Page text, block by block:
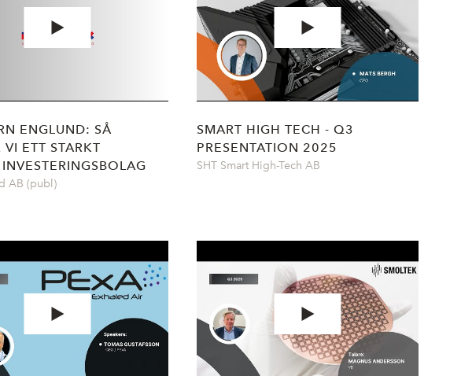
ENGLUND: SÅ
VI ETT STARKT
AB (publ)
SMART HIGH TECH - Q3
PRESENTATION 2025
SHT Smart High-Tech AB